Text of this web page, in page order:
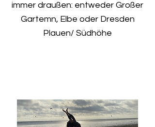
immer draußen: entweder Großer
Gartemn, Elbe oder Dresden
Plauen/ Südhöhe